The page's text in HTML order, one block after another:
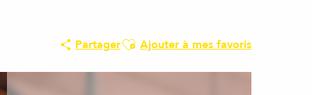
PartagerAjouter aux favoris
Ajouter à mes favoris